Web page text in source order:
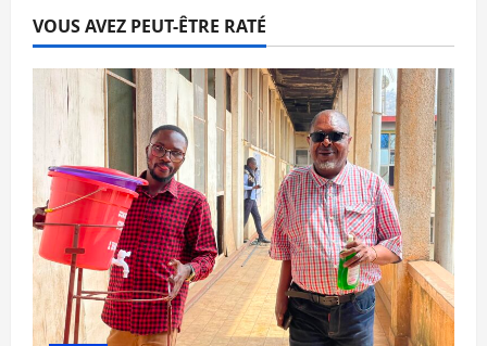
VOUS AVEZ PEUT-ÊTRE RATÉ